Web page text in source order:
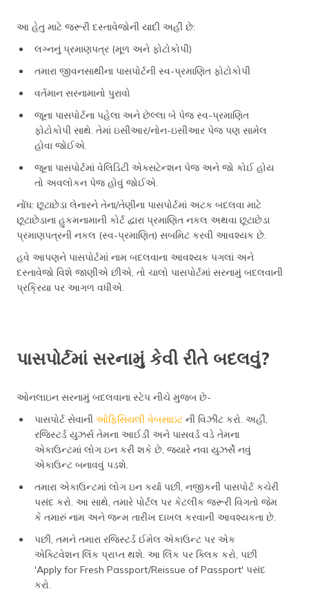
આ હેતુ માટે જરૂરી દસ્તાવેજોની યાદી અહીં છે:
લગ્નનું પ્રમાણપત્ર (મૂળ અને ફોટોકોપી)
તમારા જીવનસાથીના પાસપોર્ટની સ્વ-પ્રમાણિત ફોટોકોપી
વર્તમાન સરનામાનો પુરાવો
જૂના પાસપોર્ટના પહેલા અને છેલ્લા બે પેજ સ્વ-પ્રમાણિત
ફોટોકોપી સાથે. તેમાં ઇસીઆર/નોન-ઇસીઆર પેજ પણ સામેલ
હોવા જોઈએ.
જૂના પાસપોર્ટમાં વેલિડિટી એક્સટેન્શન પેજ અને જો કોઈ હોય
તો અવલોકન પેજ હોવું જોઈએ.
નોંધ: છૂટાછેડા લેનારને તેના/તેણીના પાસપોર્ટમાં અટક બદલવા માટે
છૂટાછેડાના હુકમનામાની કોર્ટ દ્વારા પ્રમાણિત નકલ અથવા છૂટાછેડા
પ્રમાણપત્રની નકલ (સ્વ-પ્રમાણિત) સબમિટ કરવી આવશ્યક છે.
હવે આપણને પાસપોર્ટમાં નામ બદલવાના આવશ્યક પગલાં અને
દસ્તાવેજો વિશે જાણીએ છીએ, તો ચાલો પાસપોર્ટમાં સરનામું બદલવાની
પ્રક્રિયા પર આગળ વધીએ.
પાસપોર્ટમાં સરનામું કેવી રીતે બદલવું?
ઓનલાઇન સરનામું બદલવાના સ્ટેપ નીચે મુજબ છે-
પાસપોર્ટ સેવાની ઓફિસિયલી વેબસાઇટ ની વિઝીટ કરો. અહીં,
રજિસ્ટર્ડ યુઝર્સ તેમના આઈડી અને પાસવર્ડ વડે તેમના
એકાઉન્ટમાં લોગ ઇન કરી શકે છે, જ્યારે નવા યુઝર્સે નવું
એકાઉન્ટ બનાવવું પડશે.
તમારા એકાઉન્ટમાં લોગ ઇન કર્યા પછી, નજીકની પાસપોર્ટ કચેરી
પસંદ કરો. આ સાથે, તમારે પોર્ટલ પર કેટલીક જરૂરી વિગતો જેમ
કે તમારું નામ અને જન્મ તારીખ દાખલ કરવાની આવશ્યકતા છે.
પછી, તમને તમારા રજિસ્ટર્ડ ઈમેલ એકાઉન્ટ પર એક
એક્ટિવેશન લિંક પ્રાપ્ત થશે. આ લિંક પર ક્લિક કરો, પછી
'Apply for Fresh Passport/Reissue of Passport' પસંદ
કરો.